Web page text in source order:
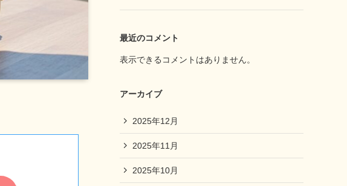
最近のコメント
表示できるコメントはありません。
アーカイブ
2025年12月
2025年11月
2025年10月